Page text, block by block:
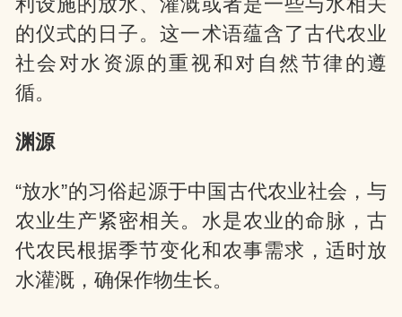
的仪式的日子。这一术语蕴含了古代农业
社会对水资源的重视和对自然节律的遵
循。
渊源
“放水”的习俗起源于中国古代农业社会，与
农业生产紧密相关。水是农业的命脉，古
代农民根据季节变化和农事需求，适时放
水灌溉，确保作物生长。